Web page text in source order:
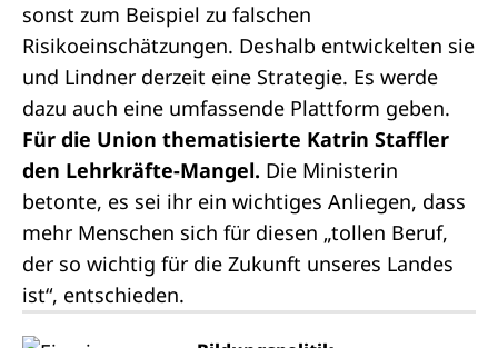
sonst zum Beispiel zu falschen
Risikoeinschätzungen. Deshalb entwickelten sie
und Lindner derzeit eine Strategie. Es werde
dazu auch eine umfassende Plattform geben.
Für die Union thematisierte Katrin Staffler
den Lehrkräfte-Mangel. Die Ministerin
betonte, es sei ihr ein wichtiges Anliegen, dass
mehr Menschen sich für diesen „tollen Beruf,
der so wichtig für die Zukunft unseres Landes
ist“, entschieden.